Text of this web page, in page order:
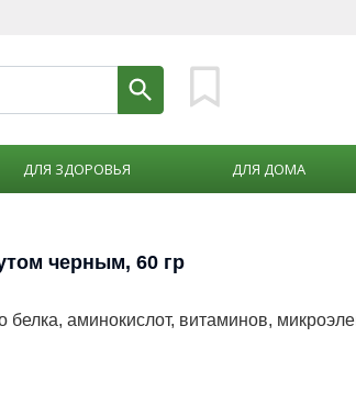
ДЛЯ ЗДОРОВЬЯ ДЛЯ ДОМА
черным, 60 гр
белка, аминокислот, витаминов,